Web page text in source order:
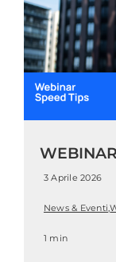
3 Aprile 2026
News & Eventi ,
1 min